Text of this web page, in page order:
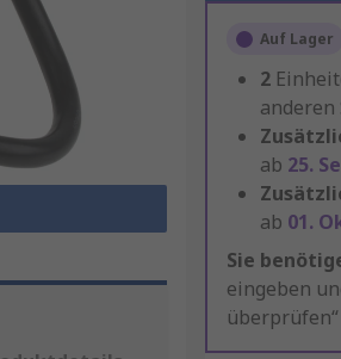
Auf Lager
2
anderen
ab 25.
ab 01.
Sie
eingeben